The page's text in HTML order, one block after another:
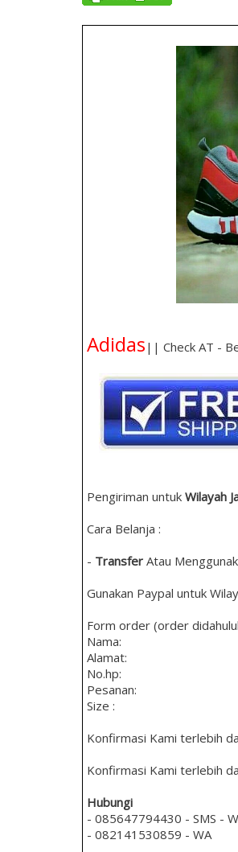
Adidas || Check AT -
Pengiriman untuk Wilayah
Cara Belanja :
- Transfer Atau
Gunakan Paypal untuk
Form order (order
Nama:
Alamat:
No.hp:
Pesanan:
Size :
Konfirmasi Kami terlebih
Konfirmasi Kami terlebih
Hubungi
- 085647794430 - SMS -
- 082141530859 - WA